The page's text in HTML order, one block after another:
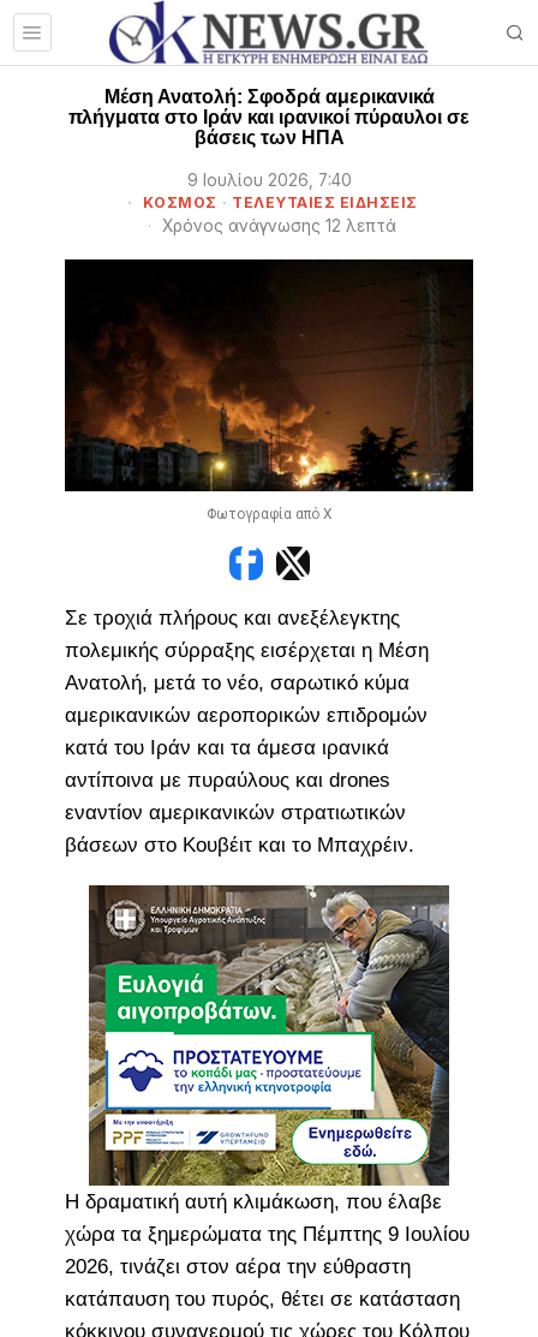
Μέση Ανατολή: Σφοδρά αμερικανικά
πλήγματα στο Ιράν και ιρανικοί πύραυλοι σε
βάσεις των ΗΠΑ
9 Ιουλίου 2026, 7:40
ΚΟΣΜΟΣ · ΤΕΛΕΥΤΑΙΕΣ ΕΙΔΗΣΕΙΣ
Χρόνος ανάγνωσης 12 λεπτά
Φωτογραφία από X
Σε τροχιά πλήρους και ανεξέλεγκτης
πολεμικής σύρραξης εισέρχεται η Μέση
Ανατολή, μετά το νέο, σαρωτικό κύμα
αμερικανικών αεροπορικών επιδρομών
κατά του Ιράν και τα άμεσα ιρανικά
αντίποινα με πυραύλους και drones
εναντίον αμερικανικών στρατιωτικών
βάσεων στο Κουβέιτ και το Μπαχρέιν.
Η δραματική αυτή κλιμάκωση, που έλαβε
χώρα τα ξημερώματα της Πέμπτης 9 Ιουλίου
2026, τινάζει στον αέρα την εύθραστη
κατάπαυση του πυρός, θέτει σε κατάσταση
κόκκινου συναγερμού τις χώρες του Κόλπου